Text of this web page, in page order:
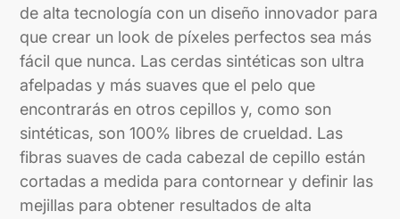
carrito
de alta tecnología con un diseño innovador para
que crear un look de píxeles perfectos sea más
fácil que nunca. Las cerdas sintéticas son ultra
afelpadas y más suaves que el pelo que
encontrarás en otros cepillos y, como son
sintéticas, son 100% libres de crueldad. Las
fibras suaves de cada cabezal de cepillo están
cortadas a medida para contornear y definir las
mejillas para obtener resultados de alta